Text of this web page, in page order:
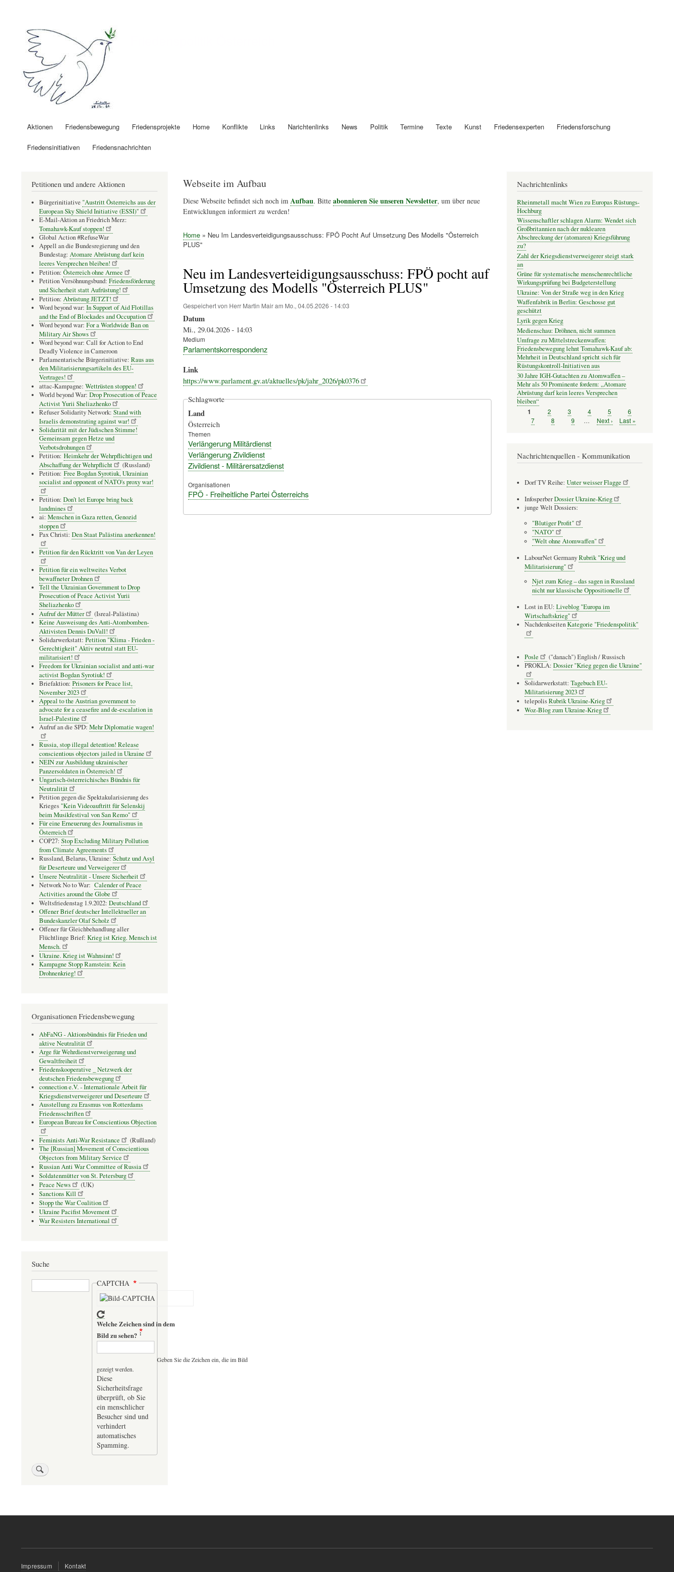
Hauptnavigation
Aktionen Friedensbewegung Friedensprojekte Home Konflikte Links Narichtenlinks News Politik Termine Texte Kunst Friedensexperten Friedensforschung
Friedensinitiativen Friedensnachrichten
Webseite im Aufbau
Diese Webseite befindet sich noch im Aufbau. Bitte abonnieren Sie unseren Newsletter, um über neue
Entwicklungen informiert zu werden!
Pfadnavigation
Home
Neu Im Landesverteidigungsausschuss: FPÖ Pocht Auf Umsetzung Des Modells "Österreich
PLUS"
Neu im Landesverteidigungsausschuss: FPÖ pocht auf
Umsetzung des Modells "Österreich PLUS"
Gespeichert von Herr Martin Mairam Mo., 04.05.2026 - 14:03
Datum
Mi., 29.04.2026 - 14:03
Medium
Parlamentskorrespondenz
Link
https://www.parlament.gv.at/aktuelles/pk/jahr_2026/pk0376
Schlagworte
Land
Österreich
Themen
Verlängerung Militärdienst
Verlängerung Zivildienst
Zivildienst - Militärersatzdienst
Organisationen
FPÖ - Freiheitliche Partei Österreichs
Petitionen und andere Aktionen
Bürgerinitiative "Austritt Österreichs aus der
European Sky Shield Initiative (ESSI)"
E-Mail-Aktion an Friedrich Merz:
Tomahawk-Kauf stoppen!
Global Action #RefuseWar
Appell an die Bundesregierung und den
Bundestag: Atomare Abrüstung darf kein
leeres Versprechen bleiben!
Petition: Österreich ohne Armee
Petition Versöhnungsbund: Friedensförderung
und Sicherheit statt Aufrüstung!
Petition: Abrüstung JETZT!
Word beyond war: In Support of Aid Flotillas
and the End of Blockades and Occupation
Word beyond war: For a Worldwide Ban on
Military Air Shows
Word beyond war: Call for Action to End
Deadly Violence in Cameroon
Parlamentarische Bürgerinitiative: Raus aus
den Militarisierungsartikeln des EU-
Vertrages!
attac-Kampagne: Wettrüsten stoppen!
World beyond War: Drop Prosecution of Peace
Activist Yurii Sheliazhenko
Refuser Solidarity Network: Stand with
Israelis demonstrating against war!
Solidarität mit der Jüdischen Stimme!
Gemeinsam gegen Hetze und
Verbotsdrohungen
Petition: Heimkehr der Wehrpflichtigen und
Abschaffung der Wehrpflicht
(Russland)
Petition: Free Bogdan Syrotiuk, Ukrainian
socialist and opponent of NATO's proxy war!
Petition: Don’t let Europe bring back
landmines
ai: Menschen in Gaza retten, Genozid
stoppen
Pax Christi: Den Staat Palästina anerkennen!
Petition für den Rücktritt von Van der Leyen
Petition für ein weltweites Verbot
bewaffneter Drohnen
Tell the Ukrainian Government to Drop
Prosecution of Peace Activist Yurii
Sheliazhenko
Aufruf der Mütter
(Isreal-Palästina)
Keine Ausweisung des Anti-Atombomben-
Aktivisten Dennis DuVall!
Solidarwerkstatt: Petition "Klima - Frieden -
Gerechtigkeit" Aktiv neutral statt EU-
militarisiert!
Freedom for Ukrainian socialist and anti-war
activist Bogdan Syrotiuk!
Briefaktion: Prisoners for Peace list,
November 2023
Appeal to the Austrian government to
advocate for a ceasefire and de-escalation in
Israel-Palestine
Aufruf an die SPD: Mehr Diplomatie wagen!
Russia, stop illegal detention! Release
conscientious objectors jailed in Ukraine
NEIN zur Ausbildung ukrainischer
Panzersoldaten in Österreich!
Ungarisch-österreichisches Bündnis für
Neutralität
Petition gegen die Spektakularisierung des
Krieges "Kein Videoauftritt für Selenskij
beim Musikfestival von San Remo"
Für eine Erneuerung des Journalismus in
Österreich
COP27: Stop Excluding Military Pollution
from Climate Agreements
Russland, Belarus, Ukraine: Schutz und Asyl
für Deserteure und Verweigerer
Unsere Neutralität - Unsere Sicherheit
Network No to War: Calender of Peace
Activities around the Globe
Weltsfriedenstag 1.9.2022: Deutschland
Offener Brief deutscher Intellektueller an
Bundeskanzler Olaf Scholz
Offener für Gleichbehandlung aller
Flüchtlinge Brief: Krieg ist Krieg. Mensch ist
Mensch.
Ukraine. Krieg ist Wahnsinn!
Kampagne Stopp Ramstein: Kein
Drohnenkrieg!
Organisationen Friedensbewegung
AbFaNG - Aktionsbündnis für Frieden und
aktive Neutralität
Arge für Wehrdienstverweigerung und
Gewaltfreiheit
Friedenskooperative _ Netzwerk der
deutschen Friedensbewegung
connection e.V. - Inter­na­tio­nale Arbeit für
Kriegs­dienst­ver­wei­gerer und Deser­teure
Ausstellung zu Erasmus von Rotterdams
Friedensschriften
European Bureau for Conscientious Objection
Feminists Anti-War Resistance
(Rußland)
The [Russian] Movement of Conscientious
Objectors from Military Service
Russian Anti War Committee of Russia
Soldatenmütter von St. Petersburg
Peace News
(UK)
Sanctions Kill
Stopp the War Coalition
Ukraine Pacifist Movement
War Resisters International
Suche
Suche CAPTCHA
Welche Zeichen sind in dem
Bild zu sehen?
Geben Sie die Zeichen ein, die im Bild
gezeigt werden.
Diese
Sicherheitsfrage
überprüft, ob Sie
ein menschlicher
Besucher sind und
verhindert
automatisches
Spamming.
Nachrichtenlinks
Rheinmetall macht Wien zu Europas Rüstungs-
Hochburg
Wissenschaftler schlagen Alarm: Wendet sich
Großbritannien nach der nuklearen
Abschreckung der (atomaren) Kriegsführung
zu?
Zahl der Kriegsdienstverweigerer steigt stark
an
Grüne für systematische menschenrechtliche
Wirkungsprüfung bei Budgeterstellung
Ukraine: Von der Straße weg in den Krieg
Waffenfabrik in Berlin: Geschosse gut
geschützt
Lyrik gegen Krieg
Medienschau: Dröhnen, nicht summen
Umfrage zu Mittelstreckenwaffen:
Friedensbewegung lehnt Tomahawk-Kauf ab:
Mehrheit in Deutschland spricht sich für
Rüstungskontroll-Initiativen aus
30 Jahre IGH-Gutachten zu Atomwaffen –
Mehr als 50 Prominente fordern: „Atomare
Abrüstung darf kein leeres Versprechen
bleiben“
Seitennummerierung
Seite
1 Seite
2 Seite
3 Seite
4 Seite
5 Seite
6
Seite
7 Seite
8 Seite
9 …
Nächste
Next ›
Letzte
Last »
Nachrichtenquellen - Kommunikation
Dorf TV Reihe: Unter weisser Flagge
InfosperberDossier Ukraine-Krieg
junge Welt Dossiers:
"Blutiger Profit"
"NATO"
"Welt ohne Atomwaffen"
LabourNet GermanyRubrik "Krieg und
Militarisierung"
Njet zum Krieg – das sagen in Russland
nicht nur klassische Oppositionelle
Lost in EU: Liveblog "Europa im
Wirtschaftskrieg"
NachdenkseitenKategorie "Friedenspolitik"
Posle
("danach") English / Russisch
PROKLA: Dossier "Krieg gegen die Ukraine"
Solidarwerkstatt: Tagebuch EU-
Militarisierung 2023
telepolisRubrik Ukraine-Krieg
Woz-Blog zum Ukraine-Krieg
Fußzeilenmenü
Impressum Kontakt